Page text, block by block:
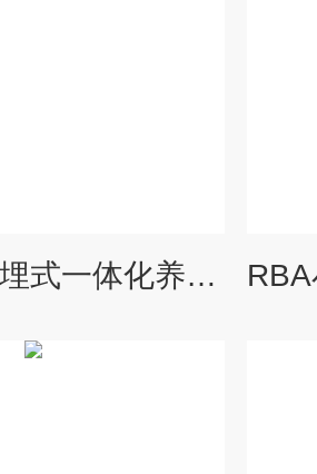
RBA小型地埋式一体化养老院污水处理设备有哪些